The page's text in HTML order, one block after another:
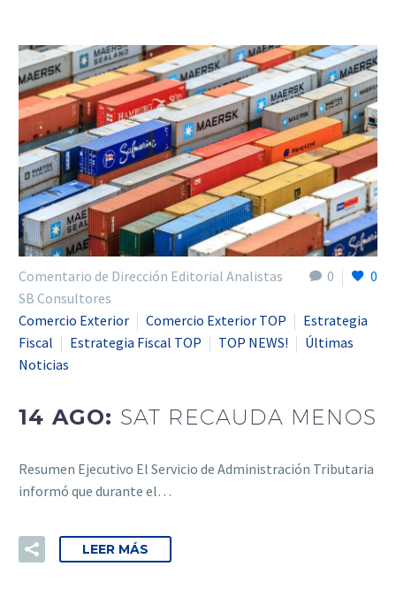
0 0
Comentario de Dirección Editorial Analistas
SB Consultores
Comercio Exterior
Comercio Exterior TOP
Estrategia
Fiscal
Estrategia Fiscal TOP TOP NEWS!
Últimas
Noticias
14 AGO: SAT RECAUDA MENOS
Resumen Ejecutivo El Servicio de Administración Tributaria
informó que durante el…
LEER MÁS